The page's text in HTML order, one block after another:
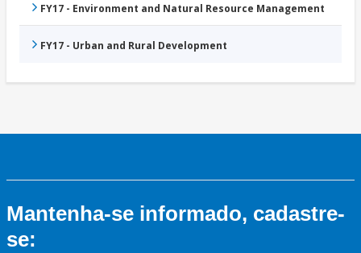
FY17 - Environment and Natural Resource Management
FY17 - Urban and Rural Development
Mantenha-se informado, cadastre-
se: